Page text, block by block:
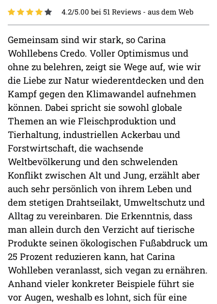
4.2/5.00 bei 51 Reviews - aus dem Web
Gemeinsam sind wir stark, so Carina
Wohllebens Credo. Voller Optimismus und
ohne zu belehren, zeigt sie Wege auf, wie wir
die Liebe zur Natur wiederentdecken und den
Kampf gegen den Klimawandel aufnehmen
können. Dabei spricht sie sowohl globale
Themen an wie Fleischproduktion und
Tierhaltung, industriellen Ackerbau und
Forstwirtschaft, die wachsende
Weltbevölkerung und den schwelenden
Konflikt zwischen Alt und Jung, erzählt aber
auch sehr persönlich von ihrem Leben und
dem stetigen Drahtseilakt, Umweltschutz und
Alltag zu vereinbaren. Die Erkenntnis, dass
man allein durch den Verzicht auf tierische
Produkte seinen ökologischen Fußabdruck um
25 Prozent reduzieren kann, hat Carina
Wohlleben veranlasst, sich vegan zu ernähren.
Anhand vieler konkreter Beispiele führt sie
vor Augen, weshalb es lohnt, sich für eine